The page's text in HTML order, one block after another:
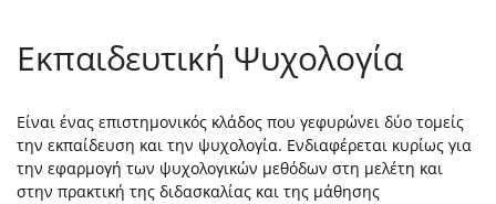
Εκπαιδευτική Ψυχολογία
Είναι ένας επιστημονικός κλάδος που γεφυρώνει δύο τομείς
την εκπαίδευση και την ψυχολογία. Ενδιαφέρεται κυρίως για
την εφαρμογή των ψυχολογικών μεθόδων στη μελέτη και
στην πρακτική της διδασκαλίας και της μάθησης